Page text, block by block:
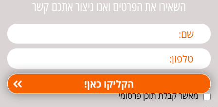
השאירו את הפרטים ואנו ניצור אתכם קשר
מאשר קבלת תוכן פרסומי